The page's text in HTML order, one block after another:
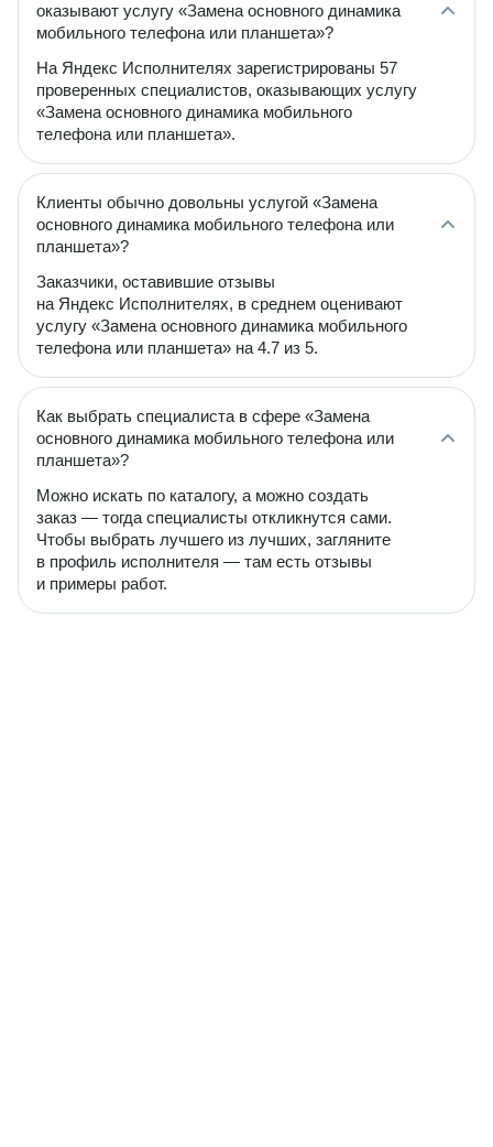
оказывают услугу «Замена основного динамика
мобильного телефона или планшета»?
На Яндекс Исполнителях зарегистрированы 57
проверенных специалистов, оказывающих услугу
«Замена основного динамика мобильного
телефона или планшета».
Клиенты обычно довольны услугой «Замена
основного динамика мобильного телефона или
планшета»?
Заказчики, оставившие отзывы
на Яндекс Исполнителях, в среднем оценивают
услугу «Замена основного динамика мобильного
телефона или планшета» на 4.7 из 5.
Как выбрать специалиста в сфере «Замена
основного динамика мобильного телефона или
планшета»?
Можно искать по каталогу, а можно создать
заказ — тогда специалисты откликнутся сами.
Чтобы выбрать лучшего из лучших, загляните
в профиль исполнителя — там есть отзывы
и примеры работ.